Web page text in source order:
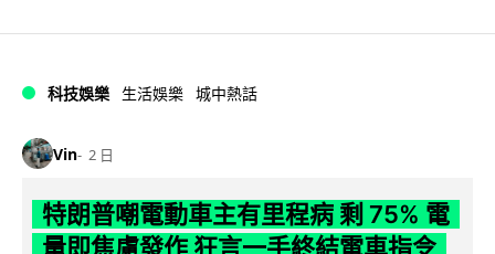
科技娛樂 生活娛樂 城中熱話
Vin 2 日
特朗普嘲電動車主有里程病 剩 75% 電
量即焦慮發作 狂言一手終結電車指令